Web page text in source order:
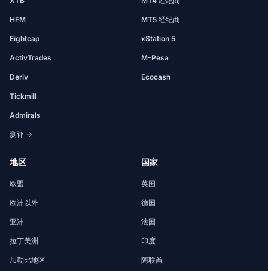
HFM
Eightcap
ActivTrades
Deriv
Tickmill
Admirals
测评 →
MT5 经纪商
xStation 5
M-Pesa
Ecocash
地区
欧盟
欧洲以外
亚洲
拉丁美洲
加勒比地区
国家
英国
德国
法国
印度
阿联酋